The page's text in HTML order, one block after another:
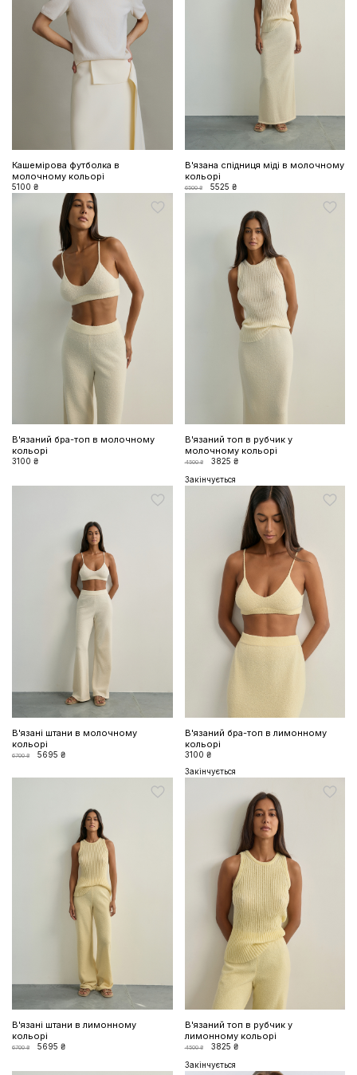
Кашемірова футболка в
молочному кольорі
5100 ₴
В'язана спідниця міді в молочному
кольорі
6500 ₴ 5525 ₴
В'язаний бра-топ в молочному
кольорі
3100 ₴
В'язаний топ в рубчик у
молочному кольорі
4500 ₴
3825 ₴
Закінчується
В'язані штани в молочному
кольорі
6700 ₴ 5695 ₴
В'язаний бра-топ в лимонному
кольорі
3100 ₴
Закінчується
В'язані штани в лимонному
кольорі
6700 ₴ 5695 ₴
В'язаний топ в рубчик у
лимонному кольорі
4500 ₴
3825 ₴
Закінчується
Підпишіться на розсилку та отримайте доступ до знижки та